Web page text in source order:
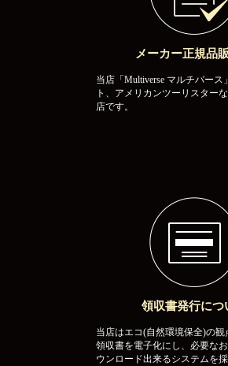
メーカー正規品
当店「Multiverse マルチバース
ト、アメリカンツーリスター
店です。
領収書発行につ
当店はエコ(自然環境保全)の観
領収書を電子化にし、必要な
ウンロード出来るシステムを